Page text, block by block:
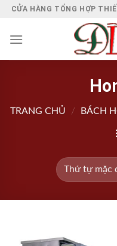
Chuyển
nội
CỬA HÀNG TỔNG HỢP
TRANG CHỦ / BÁCH